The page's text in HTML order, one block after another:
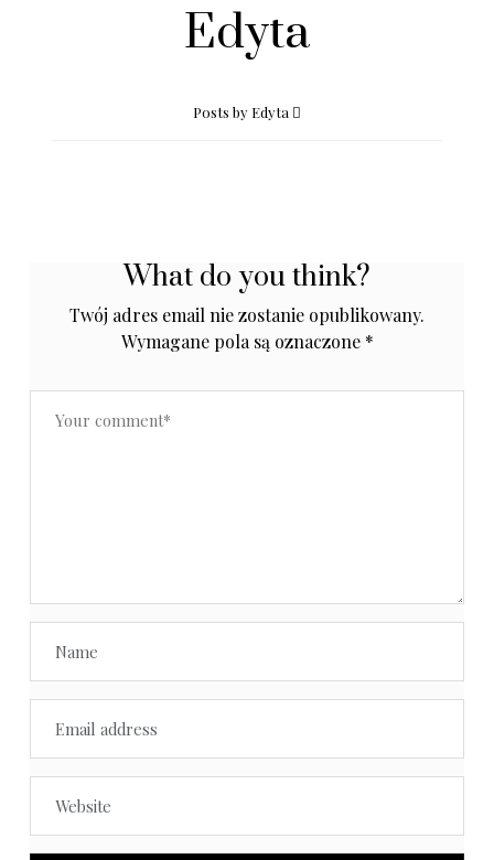
Edyta
Posts by Edyta
What do you think?
Twój adres email nie zostanie opublikowany.
Wymagane pola są oznaczone *